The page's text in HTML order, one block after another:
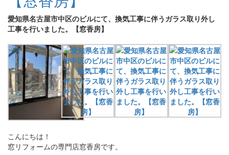
愛知県名古屋市中区のビルにて、換気工事に伴うガラス取り外し
工事を行いました。【窓香房】
こんにちは！
窓リフォームの専門店窓香房です。